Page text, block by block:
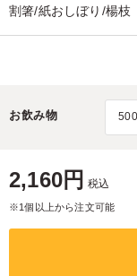
割箸/紙おしぼり/楊枝
お飲み物
2,160円 税込
※1個以上から注文可能